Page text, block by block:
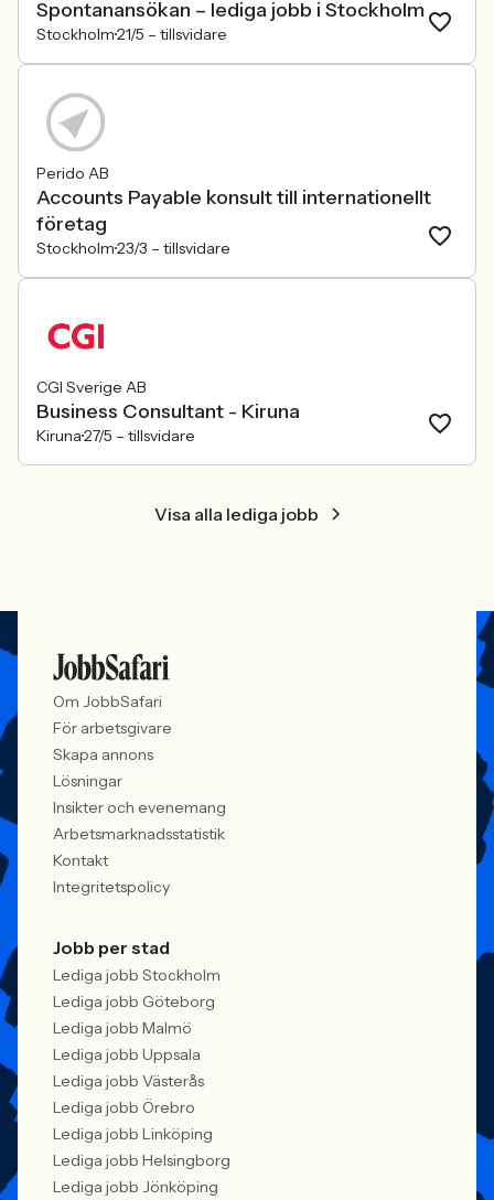
Spontanansökan – lediga jobb i Stockholm
Stockholm21/5 – tillsvidare
Perido AB
Accounts Payable konsult till internationellt
företag
Stockholm23/3 – tillsvidare
CGI Sverige AB
Business Consultant - Kiruna
Kiruna27/5 – tillsvidare
Visa alla lediga jobb
Om JobbSafari
För arbetsgivare
Skapa annons
Lösningar
Insikter och evenemang
Arbetsmarknadsstatistik
Kontakt
Integritetspolicy
Jobb per stad
Lediga jobb Stockholm
Lediga jobb Göteborg
Lediga jobb Malmö
Lediga jobb Uppsala
Lediga jobb Västerås
Lediga jobb Örebro
Lediga jobb Linköping
Lediga jobb Helsingborg
Lediga jobb Jönköping